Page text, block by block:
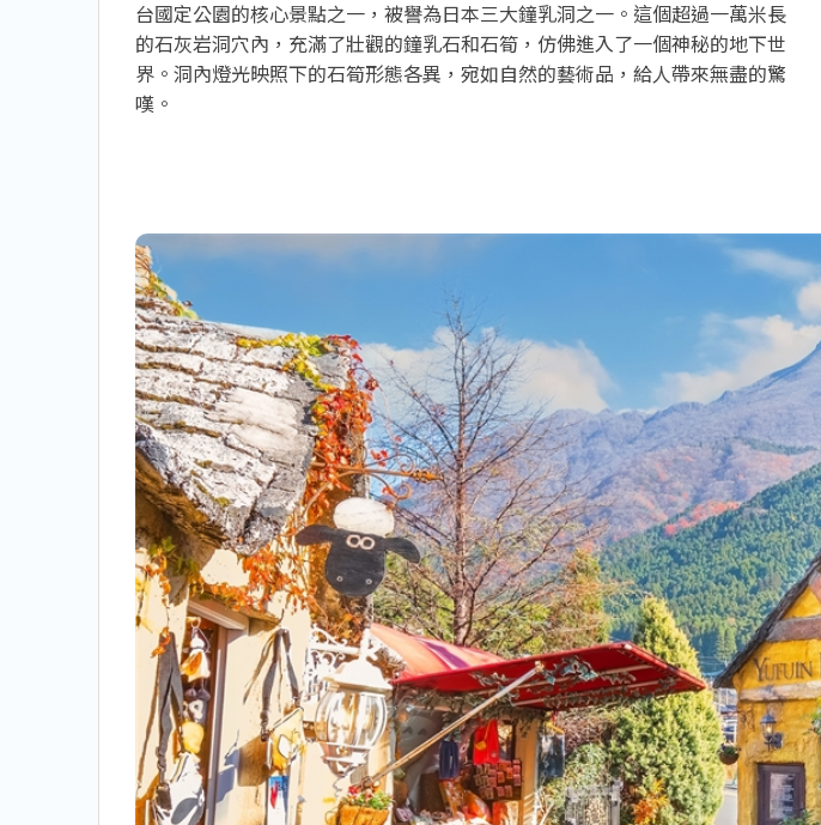
台國定公園的核心景點之一，被譽為日本三大鐘乳洞之一。這個超過一萬米長
的石灰岩洞穴內，充滿了壯觀的鐘乳石和石筍，仿佛進入了一個神秘的地下世
界。洞內燈光映照下的石筍形態各異，宛如自然的藝術品，給人帶來無盡的驚
嘆。